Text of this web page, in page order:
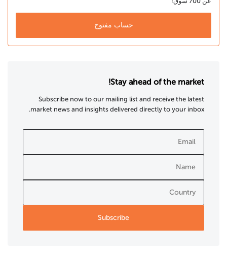
حساب مفتوح
Stay ahead of the market!
Subscribe now to our mailing list and receive the latest
market news and insights delivered directly to your inbox.